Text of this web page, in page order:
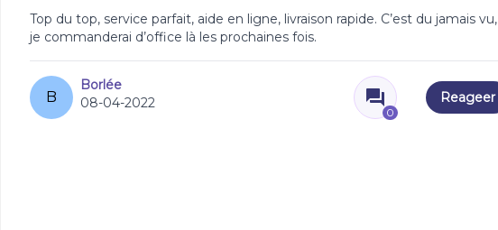
Top du top, service parfait, aide en ligne, livraison rapide. C’est du jamais vu,
je commanderai d’office là les prochaines fois.
B
Borlée
08-04-2022
0
Reageer